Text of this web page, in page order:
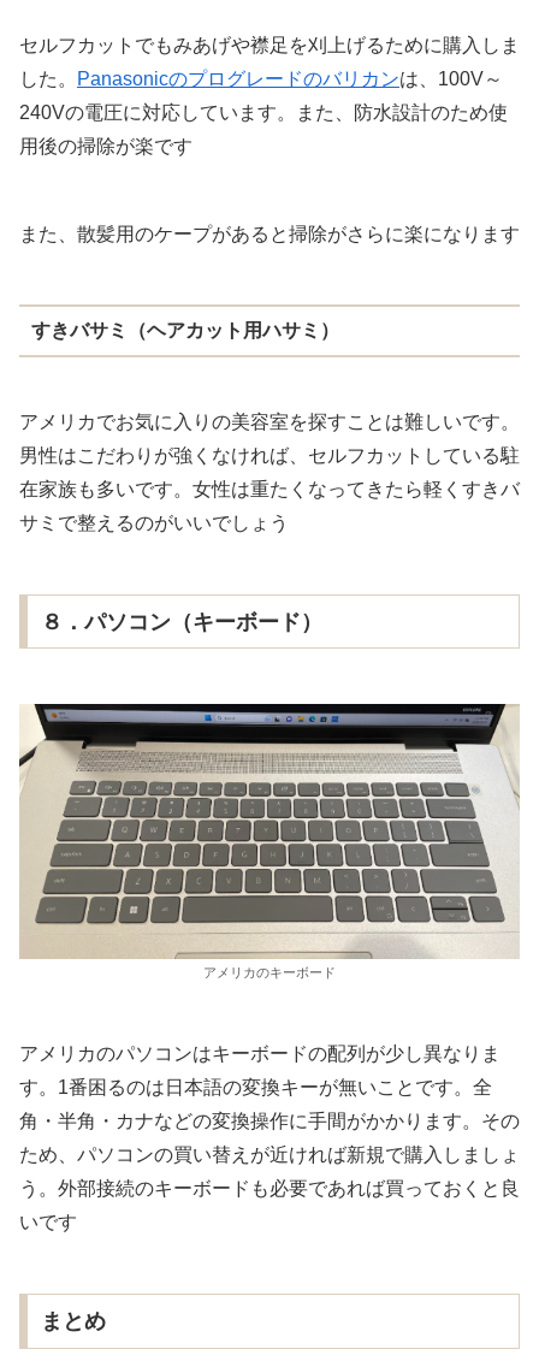
セルフカットでもみあげや襟足を刈上げるために購入しま
した。
Panasonicのプログレードのバリカンは、100V～
240Vの電圧に対応しています。また、防水設計のため使
用後の掃除が楽です
また、散髪用のケープがあると掃除がさらに楽になります
すきバサミ（ヘアカット用ハサミ）
アメリカでお気に入りの美容室を探すことは難しいです。
男性はこだわりが強くなければ、セルフカットしている駐
在家族も多いです。女性は重たくなってきたら軽くすきバ
サミで整えるのがいいでしょう
８．パソコン（キーボード）
アメリカのキーボード
アメリカのパソコンはキーボードの配列が少し異なりま
す。1番困るのは日本語の変換キーが無いことです。全
角・半角・カナなどの変換操作に手間がかかります。その
ため、パソコンの買い替えが近ければ新規で購入しましょ
う。外部接続のキーボードも必要であれば買っておくと良
いです
まとめ